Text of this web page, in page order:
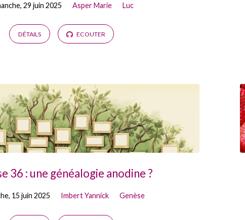
29 juin 2025 Asper Marie Luc
DÉTAILS ECOUTER
36 : une généalogie anodine ?
15 juin 2025 Imbert Yannick Genèse